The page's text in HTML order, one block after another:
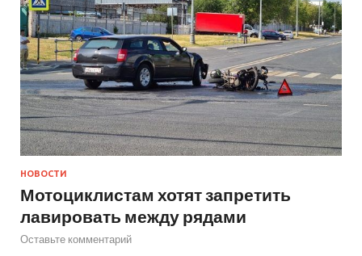
НОВОСТИ
Мотоциклистам хотят запретить
лавировать между рядами
Оставьте комментарий